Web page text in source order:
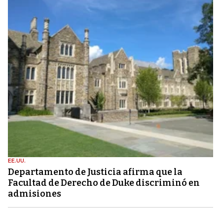
EE.UU.
Departamento de Justicia afirma que la
Facultad de Derecho de Duke discriminó en
admisiones